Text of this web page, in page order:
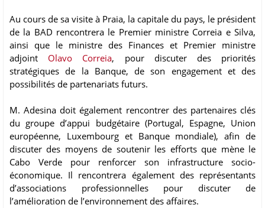
Au cours de sa visite à Praia, la capitale du pays, le président
de la BAD rencontrera le Premier ministre Correia e Silva,
ainsi que le ministre des Finances et Premier ministre
adjoint Olavo Correia, pour discuter des priorités
stratégiques de la Banque, de son engagement et des
possibilités de partenariats futurs.
M. Adesina doit également rencontrer des partenaires clés
du groupe d’appui budgétaire (Portugal, Espagne, Union
européenne, Luxembourg et Banque mondiale), afin de
discuter des moyens de soutenir les efforts que mène le
Cabo Verde pour renforcer son infrastructure socio-
économique. Il rencontrera également des représentants
d’associations professionnelles pour discuter de
l’amélioration de l’environnement des affaires.